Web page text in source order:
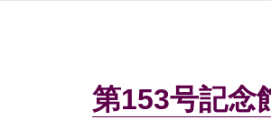
第153号記念